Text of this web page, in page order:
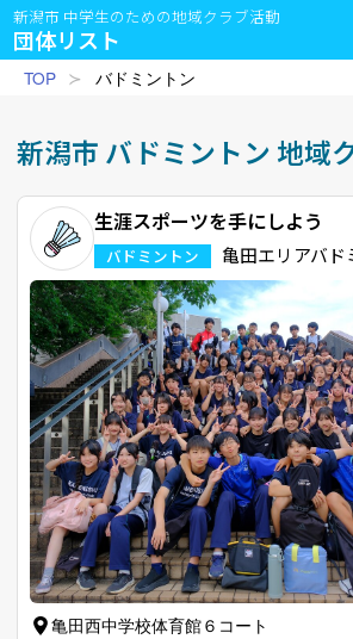
新潟市 中学生のための地域クラブ活動
団体リスト
TOP バドミントン
新潟市 バドミントン 地域
生涯スポーツを手にしよう
バドミントン 亀田エリアバ
亀田西中学校体育館６コート